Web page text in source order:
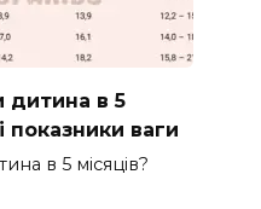
дитина в 5
показники ваги
в 5 місяців?